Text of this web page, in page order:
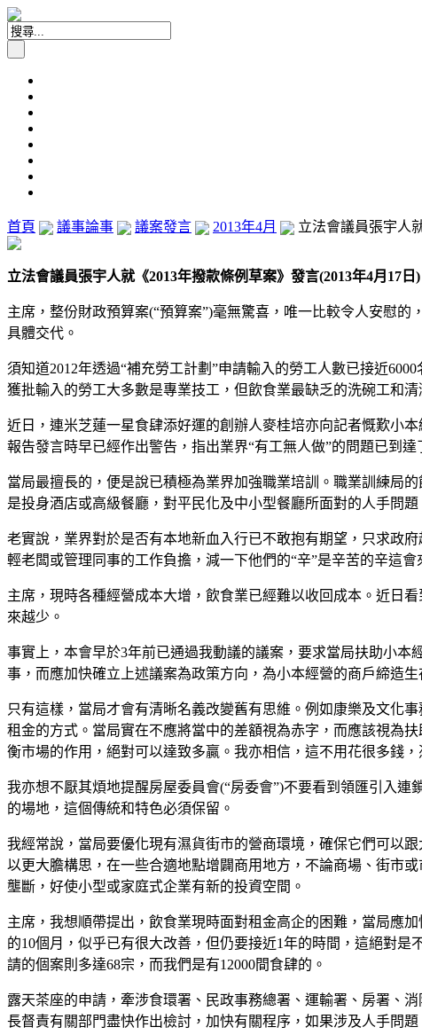
首頁 議事論事 議案發言 2013年4月 立法會議員張宇人
立法會議員張宇人就《2013年撥款條例草案》發言(2013年4月17日)
主席，整份財政預算案(“預算案”)毫無驚喜，唯一比較令人安慰
具體交代。
須知道2012年透過“補充勞工計劃”申請輸入的勞工人數已接近
獲批輸入的勞工大多數是專業技工，但飲食業最缺乏的洗碗工和
近日，連米芝蓮一星食肆添好運的創辦人麥桂培亦向記者慨歎小
報告發言時早已經作出警告，指出業界“有工無人做”的問題已到達
當局最擅長的，便是說已積極為業界加強職業培訓。職業訓練局
是投身酒店或高級餐廳，對平民化及中小型餐廳所面對的人手問題
老實說，業界對於是否有本地新血入行已不敢抱有期望，只求政
輕老闆或管理同事的工作負擔，減一下他們的“辛”是辛苦的辛這會
主席，現時各種經營成本大增，飲食業已經難以收回成本。近日
來越少。
事實上，本會早於3年前已通過我動議的議案，要求當局扶助小
事，而應加快確立上述議案為政策方向，為小本經營的商戶締造生
只有這樣，當局才會有清晰名義改變舊有思維。例如康樂及文化
租金的方式。當局實在不應將當中的差額視為赤字，而應該視為
衡市場的作用，絕對可以達致多贏。我亦相信，這不用花很多錢
我亦想不厭其煩地提醒房屋委員會(“房委會”)不要看到領匯引入
的場地，這個傳統和特色必須保留。
我經常說，當局要優化現有濕貨街市的營商環境，確保它們可以
以更大膽構思，在一些合適地點增闢商用地方，不論商場、街市
壟斷，好使小型或家庭式企業有新的投資空間。
主席，我想順帶提出，飲食業現時面對租金高企的困難，當局應
的10個月，似乎已有很大改善，但仍要接近1年的時間，這絕對
請的個案則多達68宗，而我們是有12000間食肆的。
露天茶座的申請，牽涉食環署、民政事務總署、運輸署、房署、
長督責有關部門盡快作出檢討，加快有關程序，如果涉及人手問